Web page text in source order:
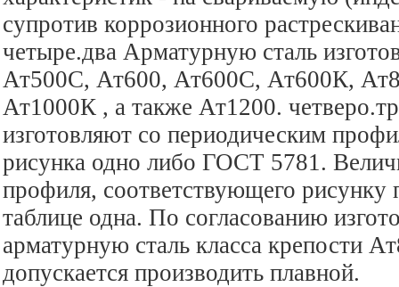
супротив коррозионного
четыре.два Арматурную сталь
Ат500С, Ат600, Ат600С, Ат600К,
Ат1000К , а также Ат1200.
изготовляют со периодическим
рисунка одно либо ГОСТ 5781.
профиля, соответствующего рисунку
таблице одна. По согласованию
арматурную сталь класса крепости
допускается производить плавной.